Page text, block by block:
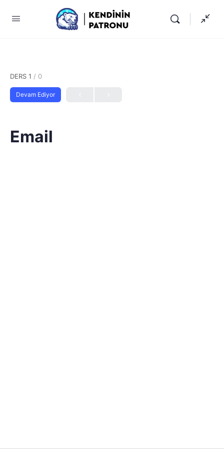
DERS 1 / 0
Devam Ediyor
Email